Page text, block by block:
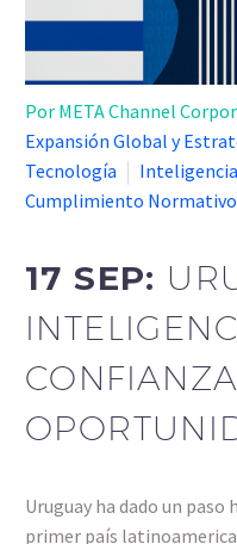
Por META Channel
Expansión Global y
Tecnología
Cumplimiento Normativo
17 SEP:
Uruguay ha dado un
primer país